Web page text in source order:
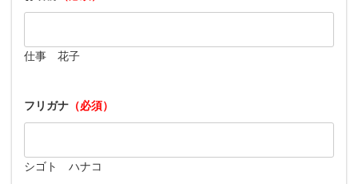
仕事 花子
フリガナ （必須）
シゴト ハナコ